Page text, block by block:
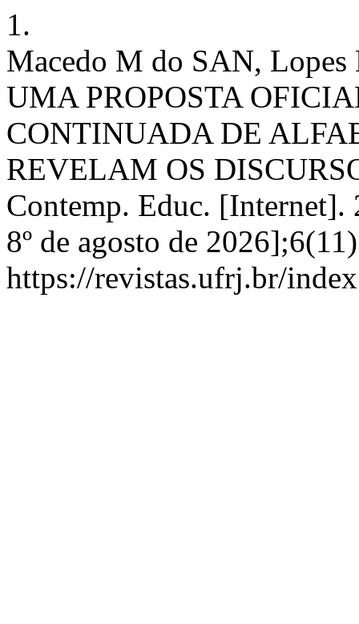
1.
Macedo M do SAN,
UMA PROPOSTA
CONTINUADA DE
REVELAM OS
Contemp. Educ. [Internet].
8º de agosto de
https://revistas.ufrj.br/